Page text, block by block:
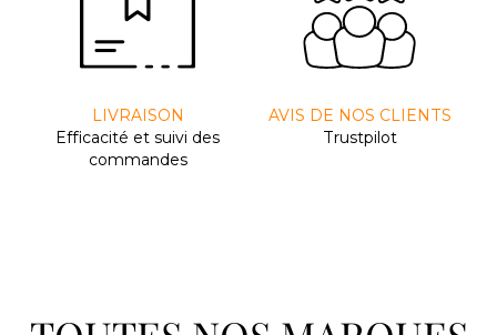
LIVRAISON
Efﬁcacité et suivi des
commandes
AVIS DE NOS CLIENTS
Trustpilot